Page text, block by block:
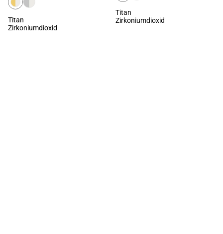
Titan
Zirkoniumdioxid
Titan
Zirkoniumdioxid